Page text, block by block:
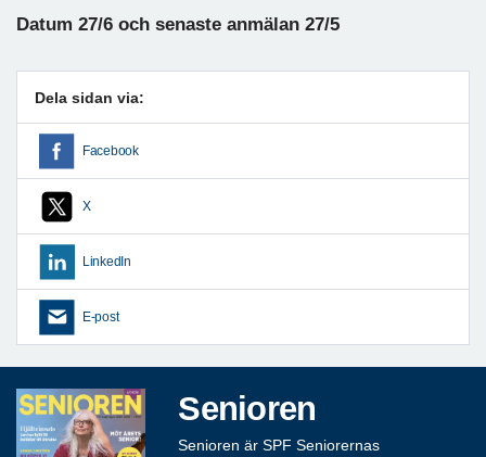
Datum 27/6 och senaste anmälan 27/5
Dela sidan via:
Facebook
X
LinkedIn
E-post
Senioren
Senioren är SPF Seniorernas